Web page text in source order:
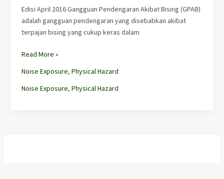
Edisi April 2016 Gangguan Pendengaran Akibat Bising (GPAB)
adalah gangguan pendengaran yang disebabkan akibat
terpajan bising yang cukup keras dalam
Read More »
Noise Exposure, Physical Hazard
Noise Exposure, Physical Hazard